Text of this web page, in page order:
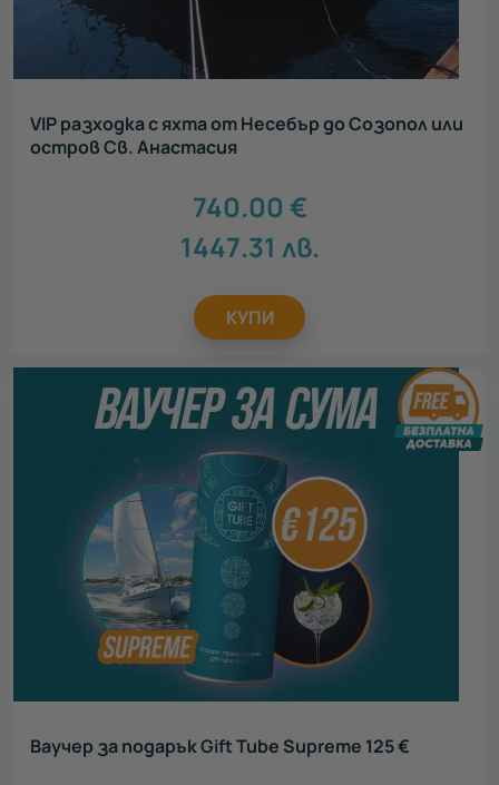
VIP разходка с яхта от Несебър до Созопол или
остров Св. Анастасия
740.00 €
1447.31 лв.
КУПИ
Ваучер за подарък Gift Tube Supreme 125 €